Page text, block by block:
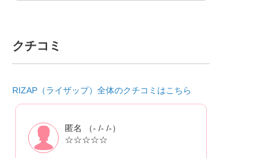
クチコミ
RIZAP（ライザップ）全体のクチコミはこちら
匿名 （- /- /-）
☆☆☆☆☆